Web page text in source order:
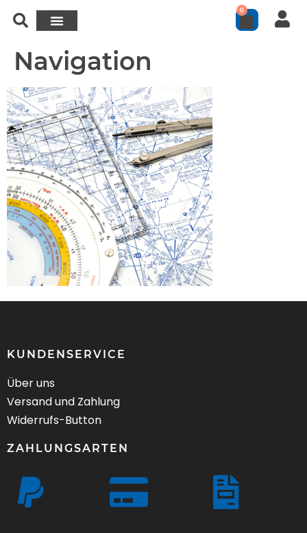
0
Navigation
KUNDENSERVICE
Über uns
Versand und Zahlung
Widerrufs-Button
ZAHLUNGSARTEN